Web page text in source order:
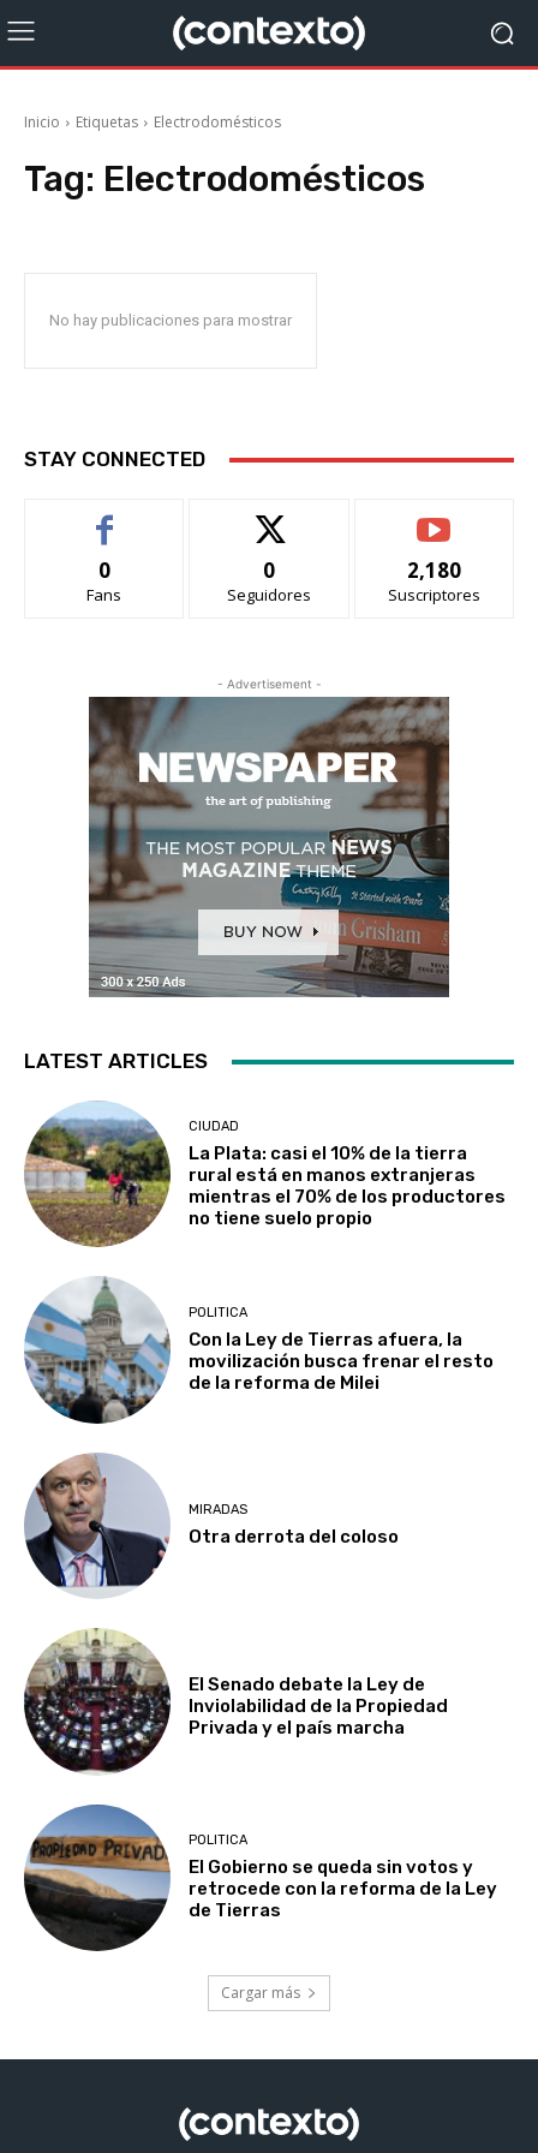
Inicio Etiquetas Electrodomésticos
Tag: Electrodomésticos
No hay publicaciones para mostrar
STAY CONNECTED
0
Fans
0
Seguidores
2,180
Suscriptores
- Advertisement -
LATEST ARTICLES
CIUDAD
La Plata: casi el 10% de la tierra
rural está en manos extranjeras
mientras el 70% de los productores
no tiene suelo propio
POLITICA
Con la Ley de Tierras afuera, la
movilización busca frenar el resto
de la reforma de Milei
MIRADAS
Otra derrota del coloso
El Senado debate la Ley de
Inviolabilidad de la Propiedad
Privada y el país marcha
POLITICA
El Gobierno se queda sin votos y
retrocede con la reforma de la Ley
de Tierras
Cargar más